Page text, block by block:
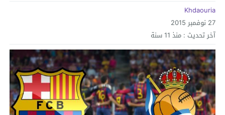
Khdaouria
27 نوفمبر 2015
آخر تحديث : منذ 11 سنة